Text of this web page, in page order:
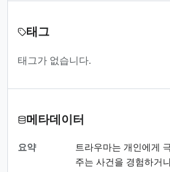
태그
태그가 없습니다.
메타데이터
요약
트라우마는 개인에게
주는 사건을 경험하거